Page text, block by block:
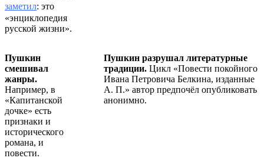
заметил: это
«энциклопедия
русской жизни».
Пушкин
смешивал
жанры.
Например, в
«Капитанской
дочке» есть
признаки и
исторического
романа, и
повести.
Пушкин разрушал литературные
традиции. Цикл «Повести покойного
Ивана Петровича Белкина, изданные
А. П.» автор предпочёл опубликовать
анонимно.